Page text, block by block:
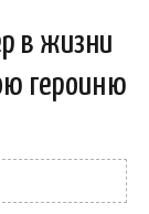
в жизни
героиню